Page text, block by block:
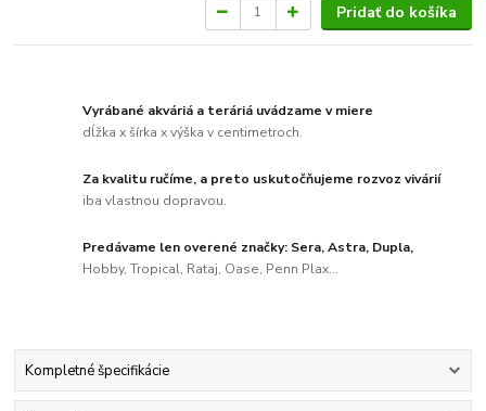
Pridať do košíka
Vyrábané akváriá a teráriá uvádzame v miere
dĺžka x šírka x výška v centimetroch.
Za kvalitu ručíme, a preto uskutočňujeme rozvoz vivárií
iba vlastnou dopravou.
Predávame len overené značky: Sera, Astra, Dupla,
Hobby, Tropical, Rataj, Oase, Penn Plax...
Kompletné špecifikácie